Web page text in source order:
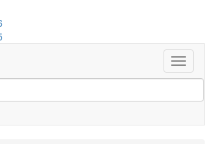
Меню